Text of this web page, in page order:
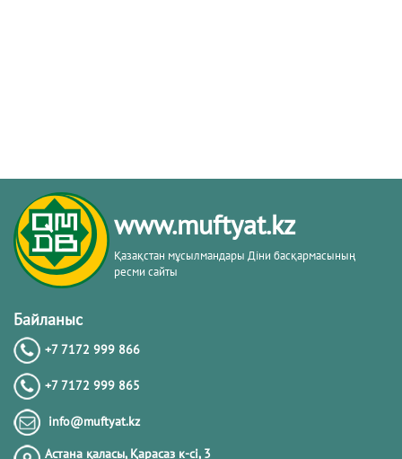
www.muftyat.kz
Қазақстан мұсылмандары Діни басқармасының
ресми сайты
Байланыс
+7 7172 999 866
+7 7172 999 865
info@muftyat.kz
Астана қаласы, Қарасаз к-сi, 3